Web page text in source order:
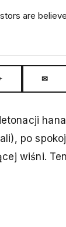
are
✉
po
wiśni.